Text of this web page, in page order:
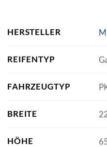
HERSTELLER
REIFENTYP
FAHRZEUGTYP
BREITE
HÖHE